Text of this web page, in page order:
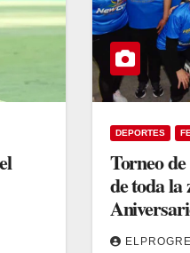
DEPORTES
Torneo
de toda la